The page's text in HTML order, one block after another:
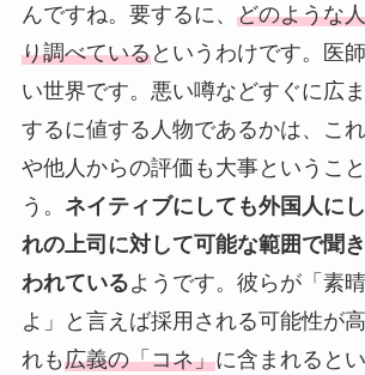
んですね。要するに、 どのような
り調べているというわけです。医
い世界です。悪い噂などすぐに広
するに値する人物であるかは、こ
や他人からの評価も大事というこ
う。 ネイティブにしても外国人に
れの上司に対して可能な範囲で聞
われているようです。彼らが「素
よ」と言えば採用される可能性が
れも広義の「コネ」に含まれると